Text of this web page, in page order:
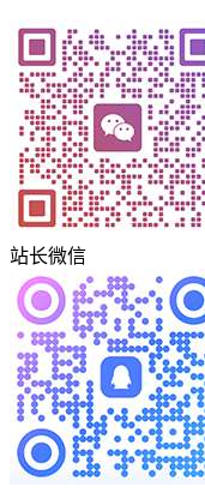
站长微信